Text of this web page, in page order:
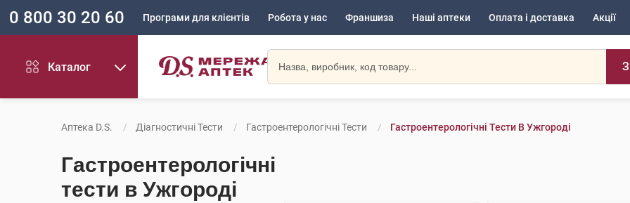
0 800 30 20 60 Програми для клієнтів Робота у нас Франшиза Наші аптеки Оплата і доставка Акції
Каталог
Аптека D.S. Діагностичні Тести Гастроентерологічні Тести Гастроентерологічні Тести В Ужгороді
Гастроентерологічні
тести в Ужгороді